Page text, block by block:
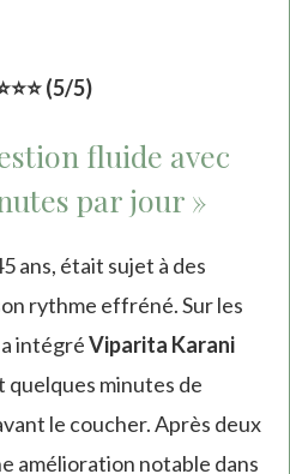
(5/5)
fluide avec
par jour »
ans, était sujet à des
rythme effréné. Sur les
intégréViparita Karani
quelques minutes de
le coucher. Après deux
amélioration notable dans